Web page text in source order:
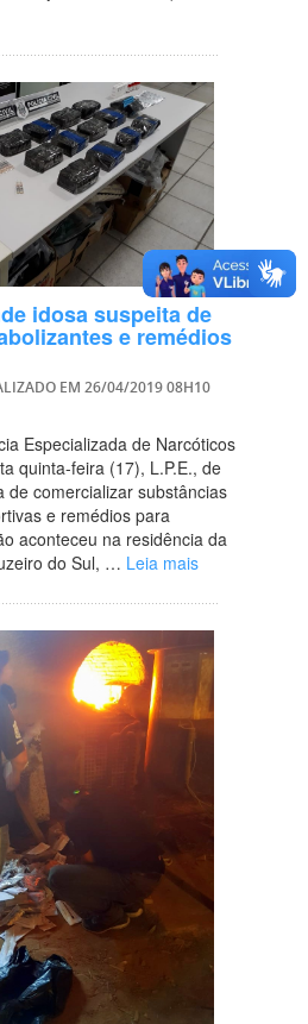
idosa suspeita de
e remédios
EM 26/04/2019 08H10
Especializada de Narcóticos
quinta-feira (17), L.P.E., de
de comercializar substâncias
e remédios para
aconteceu na residência da
do Sul, … Leia mais